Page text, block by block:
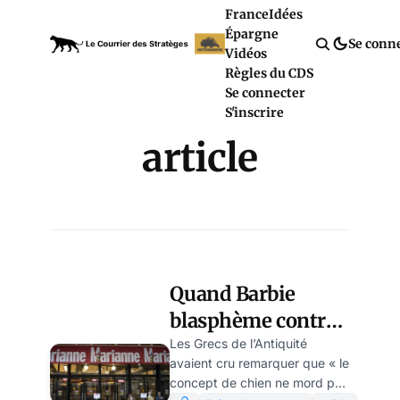
FranceIdées
Épargne
Vidéos
Règles du CDS
Se connecter
S'inscrire
Se
article
Quand Barbie
blasphème contre
le féminisme,
Marianne pète un
Les Grecs de l’Antiquité
avaient cru remarquer que « le
concept de chien ne mord pas